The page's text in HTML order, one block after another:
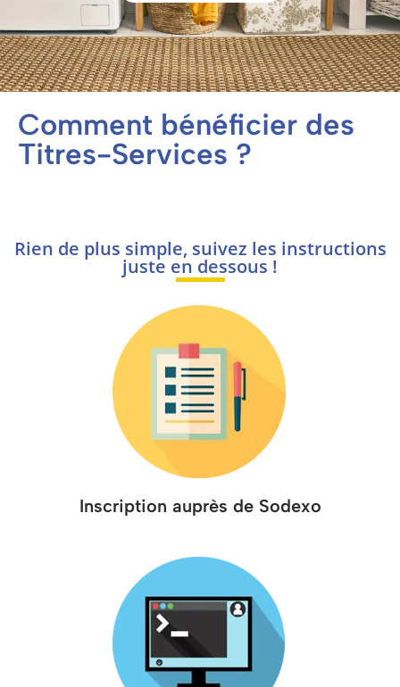
Comment bénéficier des
Titres-Services ?
Rien de plus simple, suivez les instructions
juste en dessous !
Inscription auprès de Sodexo